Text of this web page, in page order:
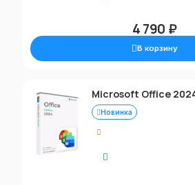
4 790 ₽
В корзину
Microsoft Office
Новинка